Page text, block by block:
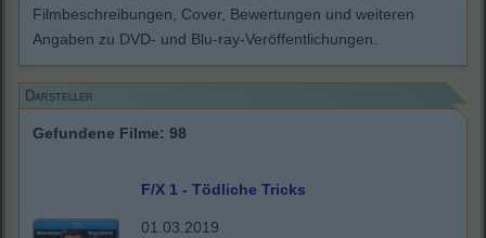
Filmbeschreibungen, Cover, Bewertungen und weiteren
Angaben zu DVD- und Blu-ray-Veröffentlichungen.
Darsteller
Gefundene Filme: 98
F/X 1 - Tödliche Tricks
01.03.2019